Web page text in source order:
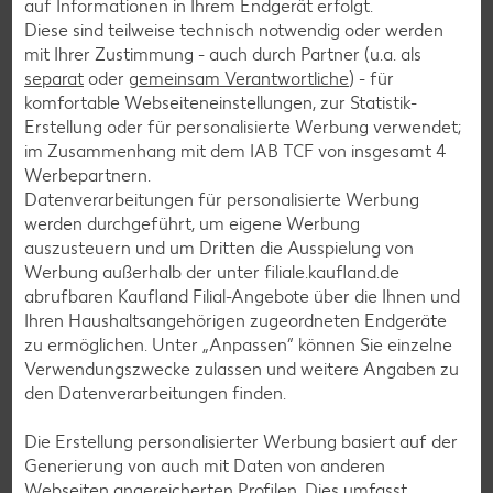
Mehr über die Teilnahme erfahren
Fan-Reise zur Königsklasse
gewinnen
auf Informationen in Ihrem Endgerät erfolgt.
Diese sind teilweise technisch notwendig oder werden
mit Ihrer Zustimmung - auch durch Partner (u.a. als
separat oder gemeinsam Verantwortliche) - für
komfortable Webseiteneinstellungen, zur Statistik-
Erstellung oder für personalisierte Werbung verwendet;
im Zusammenhang mit dem IAB TCF von insgesamt 4
Werbepartnern.
Datenverarbeitungen für personalisierte Werbung
werden durchgeführt, um eigene Werbung
auszusteuern und um Dritten die Ausspielung von
Werbung außerhalb der unter filiale.kaufland.de
abrufbaren Kaufland Filial-Angebote über die Ihnen und
Ihren Haushaltsangehörigen zugeordneten Endgeräte
zu ermöglichen. Unter „Anpassen“ können Sie einzelne
Verwendungszwecke zulassen und weitere Angaben zu
den Datenverarbeitungen finden.
Die Erstellung personalisierter Werbung basiert auf der
Generierung von auch mit Daten von anderen